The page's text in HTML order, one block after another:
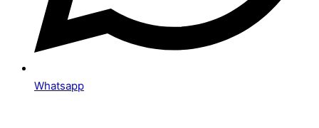
Whatsapp